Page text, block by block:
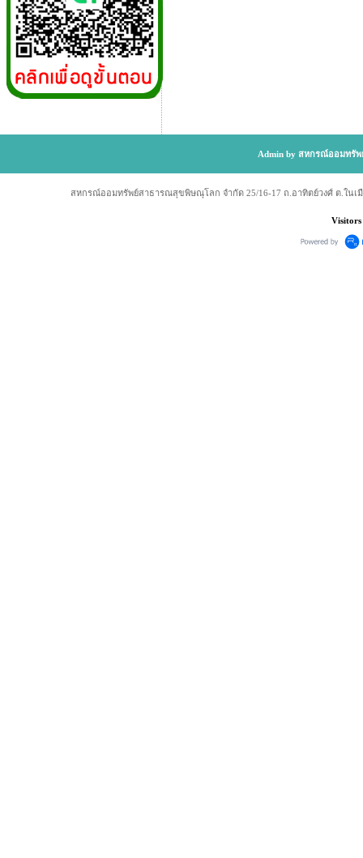
Admin by สหกรณ์ออมทรั
สหกรณ์ออมทรัพย์สาธารณสุขพิษณุโลก จำกัด 25/16-17 ถ.อาทิตย์วงศ์ ต.ในเ
Visitors